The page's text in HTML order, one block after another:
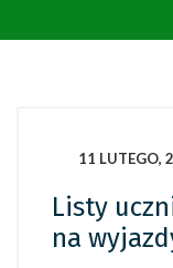
11 LUTEGO,
Listy
na